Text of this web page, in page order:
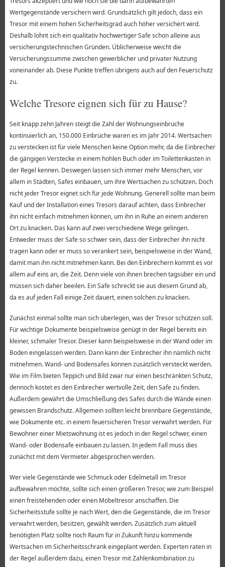
Wertgegenstände versichern wird. Grundsätzlich gilt jedoch, dass ein
Tresor mit einem hohen Sicherheitsgrad auch höher versichert wird.
Deshalb lohnt sich ein qualitativ hochwertiger Safe schon alleine aus
versicherungstechnischen Gründen. Üblicherweise weicht die
Versicherungssumme zwischen gewerblicher und privater Nutzung
voneinander ab. Diese Punkte treffen übrigens auch auf den Feuerschutz
zu.
Welche Tresore eignen sich für zu Hause?
Seit knapp zehn Jahren steigt die Zahl der Wohnungseinbrüche
kontinuierlich an, 150.000 Einbrüche waren es im Jahr 2014. Wertsachen
zu verstecken ist für viele Menschen keine Option mehr, da die Einbrecher
die gängigen Verstecke in einem hohlen Buch oder im Toilettenkasten in
der Regel kennen. Deswegen lassen sich immer mehr Menschen, vor
allem in Städten, Safes einbauen, um ihre Wertsachen zu schützen. Doch
nicht jeder Tresor eignet sich für jede Wohnung. Generell sollte man beim
Kauf und der Installation eines Tresors darauf achten, dass Einbrecher
ihn nicht einfach mitnehmen können, um ihn in Ruhe an einem anderen
Ort zu knacken. Das kann auf zwei verschiedene Wege gelingen.
Entweder muss der Safe so schwer sein, dass der Einbrecher ihn nicht
tragen kann oder er muss so verankert sein, beispielsweise in der Wand,
damit man ihn nicht mitnehmen kann. Bei den Einbrechern kommt es vor
allem auf eins an, die Zeit. Denn viele von ihnen brechen tagsüber ein und
müssen sich daher beeilen. Ein Safe schreckt sie aus diesem Grund ab,
da es auf jeden Fall einige Zeit dauert, einen solchen zu knacken.
Zunächst einmal sollte man sich überlegen, was der Tresor schützen soll.
Für wichtige Dokumente beispielsweise genügt in der Regel bereits ein
kleiner, schmaler Tresor. Dieser kann beispielsweise in der Wand oder im
Boden eingelassen werden. Dann kann der Einbrecher ihn nämlich nicht
mitnehmen. Wand- und Bodensafes können zusätzlich versteckt werden.
Wie im Film bieten Teppich und Bild zwar nur einen beschränkten Schutz,
dennoch kostet es den Einbrecher wertvolle Zeit, den Safe zu finden.
Außerdem gewährt die Umschließung des Safes durch die Wände einen
gewissen Brandschutz. Allgemein sollten leicht brennbare Gegenstände,
wie Dokumente etc. in einem feuersicheren Tresor verwahrt werden. Für
Bewohner einer Mietswohnung ist es jedoch in der Regel schwer, einen
Wand- oder Bodensafe einbauen zu lassen. In jedem Fall muss dies
zunächst mit dem Vermieter abgesprochen werden.
Wer viele Gegenstände wie Schmuck oder Edelmetall im Tresor
aufbewahren möchte, sollte sich einen größeren Tresor, wie zum Beispiel
einen freistehenden oder einen Möbeltresor anschaffen. Die
Sicherheitsstufe sollte je nach Wert, den die Gegenstände, die im Tresor
verwahrt werden, besitzen, gewählt werden. Zusätzlich zum aktuell
benötigten Platz sollte noch Raum für in Zukunft hinzu kommende
Wertsachen im Sicherheitsschrank eingeplant werden. Experten raten in
der Regel außerdem dazu, einen Tresor mit Zahlenkombination zu